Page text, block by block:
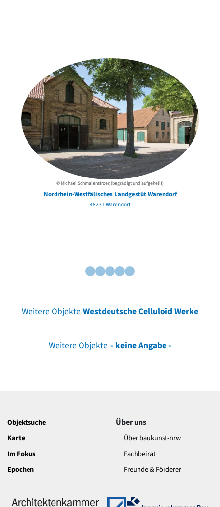
© Michael Schmalenstroer; (begradigt und aufgehellt)
Nordrhein-Westfälisches Landgestüt Warendorf
48231 Warendorf
Weitere Objekte Westdeutsche Celluloid Werke
Weitere Objekte - keine Angabe -
Objektsuche
Karte
Im Fokus
Epochen
Über uns
Über baukunst-nrw
Fachbeirat
Freunde & Förderer